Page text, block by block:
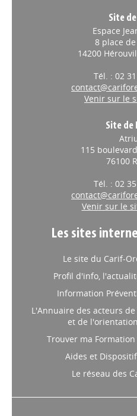
Site
Espace
8 place
14200
Tél. : 02
Venir sur le
Site de
115
76100
Tél. : 02
Venir sur le
Les sites
Le site du Carif-
Profil d'info,
Information
L'Annuaire des acteurs
et de
Trouver ma
Aides et
Le réseau des